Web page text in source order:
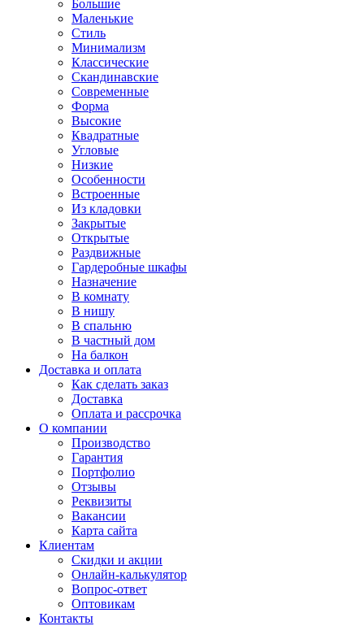
Большие
Маленькие
Стиль
Минимализм
Классические
Скандинавские
Современные
Форма
Высокие
Квадратные
Угловые
Низкие
Особенности
Встроенные
Из кладовки
Закрытые
Открытые
Раздвижные
Гардеробные шкафы
Назначение
В комнату
В нишу
В спальню
В частный дом
На балкон
Доставка и оплата
Как сделать заказ
Доставка
Оплата и рассрочка
О компании
Производство
Гарантия
Портфолио
Отзывы
Реквизиты
Вакансии
Карта сайта
Клиентам
Скидки и акции
Онлайн-калькулятор
Вопрос-ответ
Оптовикам
Контакты